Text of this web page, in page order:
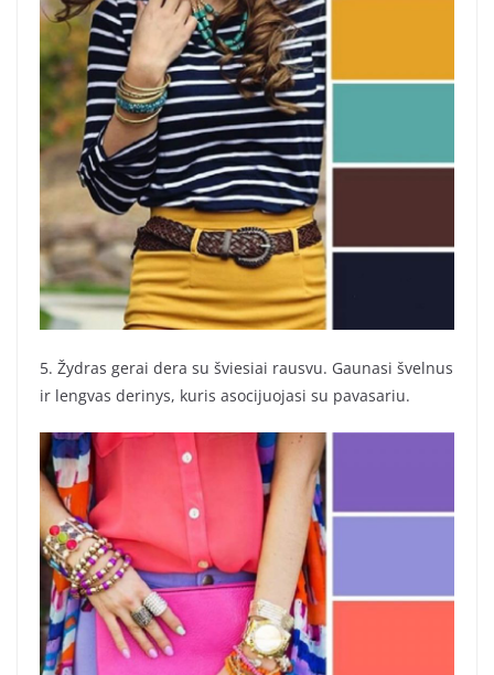
5. Žydras gerai dera su šviesiai rausvu. Gaunasi švelnus
ir lengvas derinys, kuris asocijuojasi su pavasariu.